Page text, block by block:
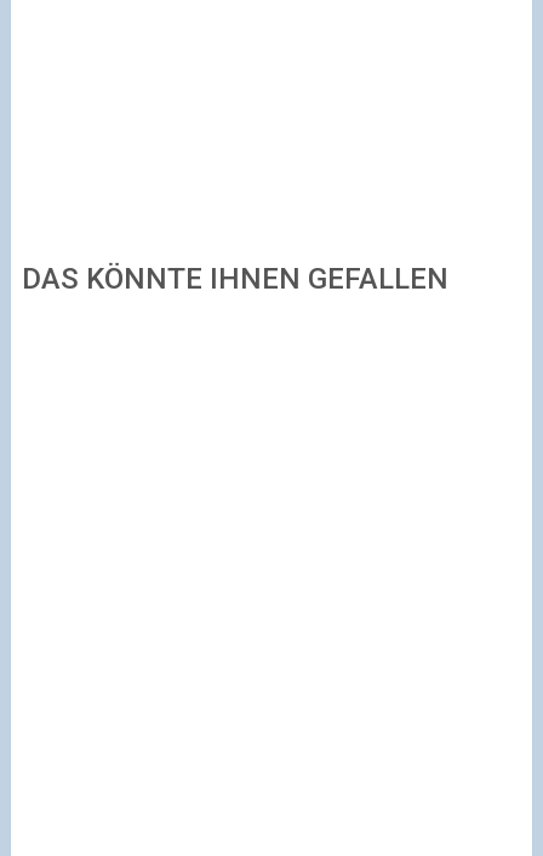
DAS KÖNNTE IHNEN GEFALLEN